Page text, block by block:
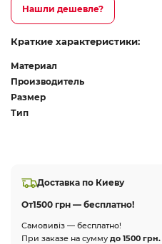
Нашли дешевле?
Краткие характеристики:
Материал
Производитель
Размер
Тип
Доставка по Киеву
От1500 грн — бесплатно!
Самовивіз — бесплатно!
При заказе на сумму до 1500 грн.